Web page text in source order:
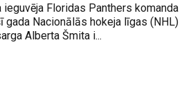
Floridas Panthers komanda
gada Nacionālās hokeja līgas (NHL)
Alberta Šmita i...